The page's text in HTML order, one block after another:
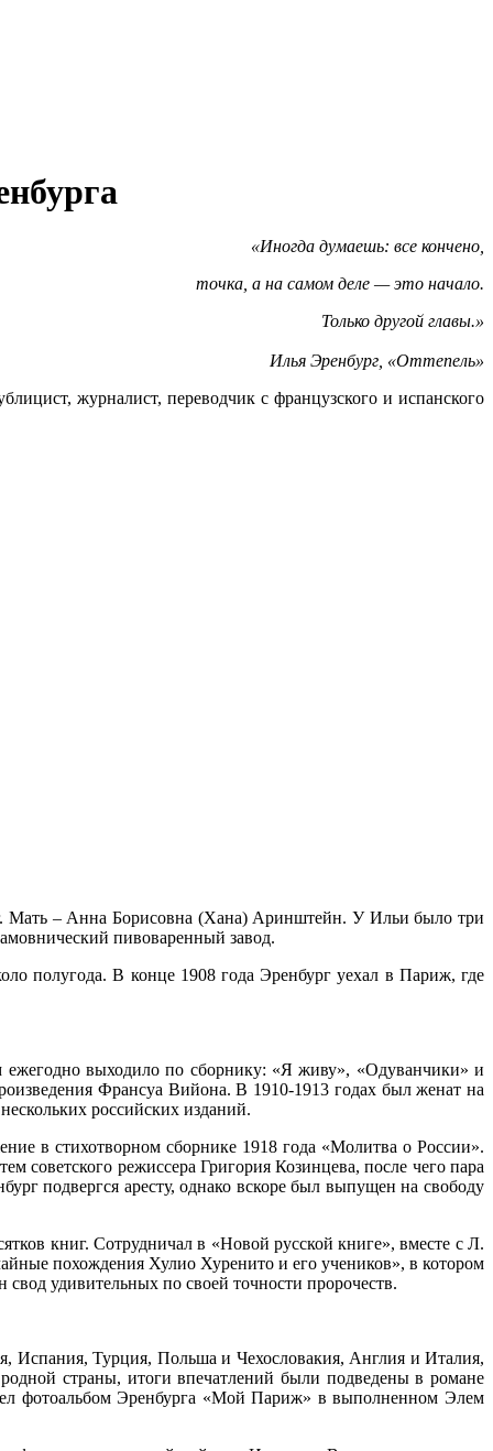
«Иногда думаешь: все кончено,
точка, а на самом деле — это начало.
Только другой главы.»
Илья Эренбург, «Оттепель»
журналист, переводчик с французского и испанского
Мать – Анна Борисовна (Хана) Аринштейн. У Ильи было три
пивоваренный завод.
полугода. В конце 1908 года Эренбург уехал в Париж, где
ежегодно выходило по сборнику: «Я живу», «Одуванчики» и
Франсуа Вийона. В 1910-1913 годах был женат на
российских изданий.
в стихотворном сборнике 1918 года «Молитва о России».
советского режиссера Григория Козинцева, после чего пара
подвергся аресту, однако вскоре был выпущен на свободу
книг. Сотрудничал в «Новой русской книге», вместе с Л.
похождения Хулио Хуренито и его учеников», в котором
удивительных по своей точности пророчеств.
Испания, Турция, Польша и Чехословакия, Англия и Италия,
страны, итоги впечатлений были подведены в романе
фотоальбом Эренбурга «Мой Париж» в выполненном Элем